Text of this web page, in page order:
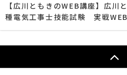
【広川ともきのWEB講座】広
種電気工事士技能試験 実戦WEB